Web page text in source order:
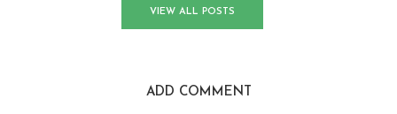
VIEW ALL POSTS
ADD COMMENT